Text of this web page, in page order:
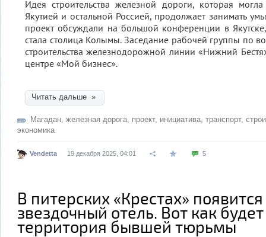
Идея строительства железной дороги, которая
Якутией и остальной Россией, продолжает занимать
проект обсуждали на большой конференции в
стала столица Колымы. Заседание рабочей группы по
строительства железнодорожной линии «Нижний
центре «Мой бизнес».
Читать дальше »
Магадан, железная дорога, проект, инициатива, транспорт,
экономика
Vendetta 19 декабря 2025, 04:01 5
В питерских «Крестах»
звездочный отель. Вот как
территория бывшей тюрьмы